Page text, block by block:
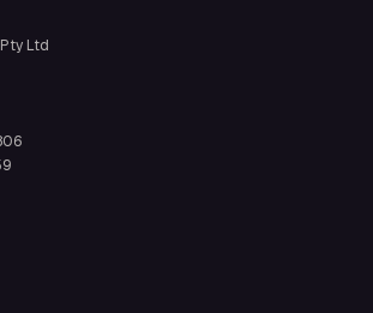
Ltd